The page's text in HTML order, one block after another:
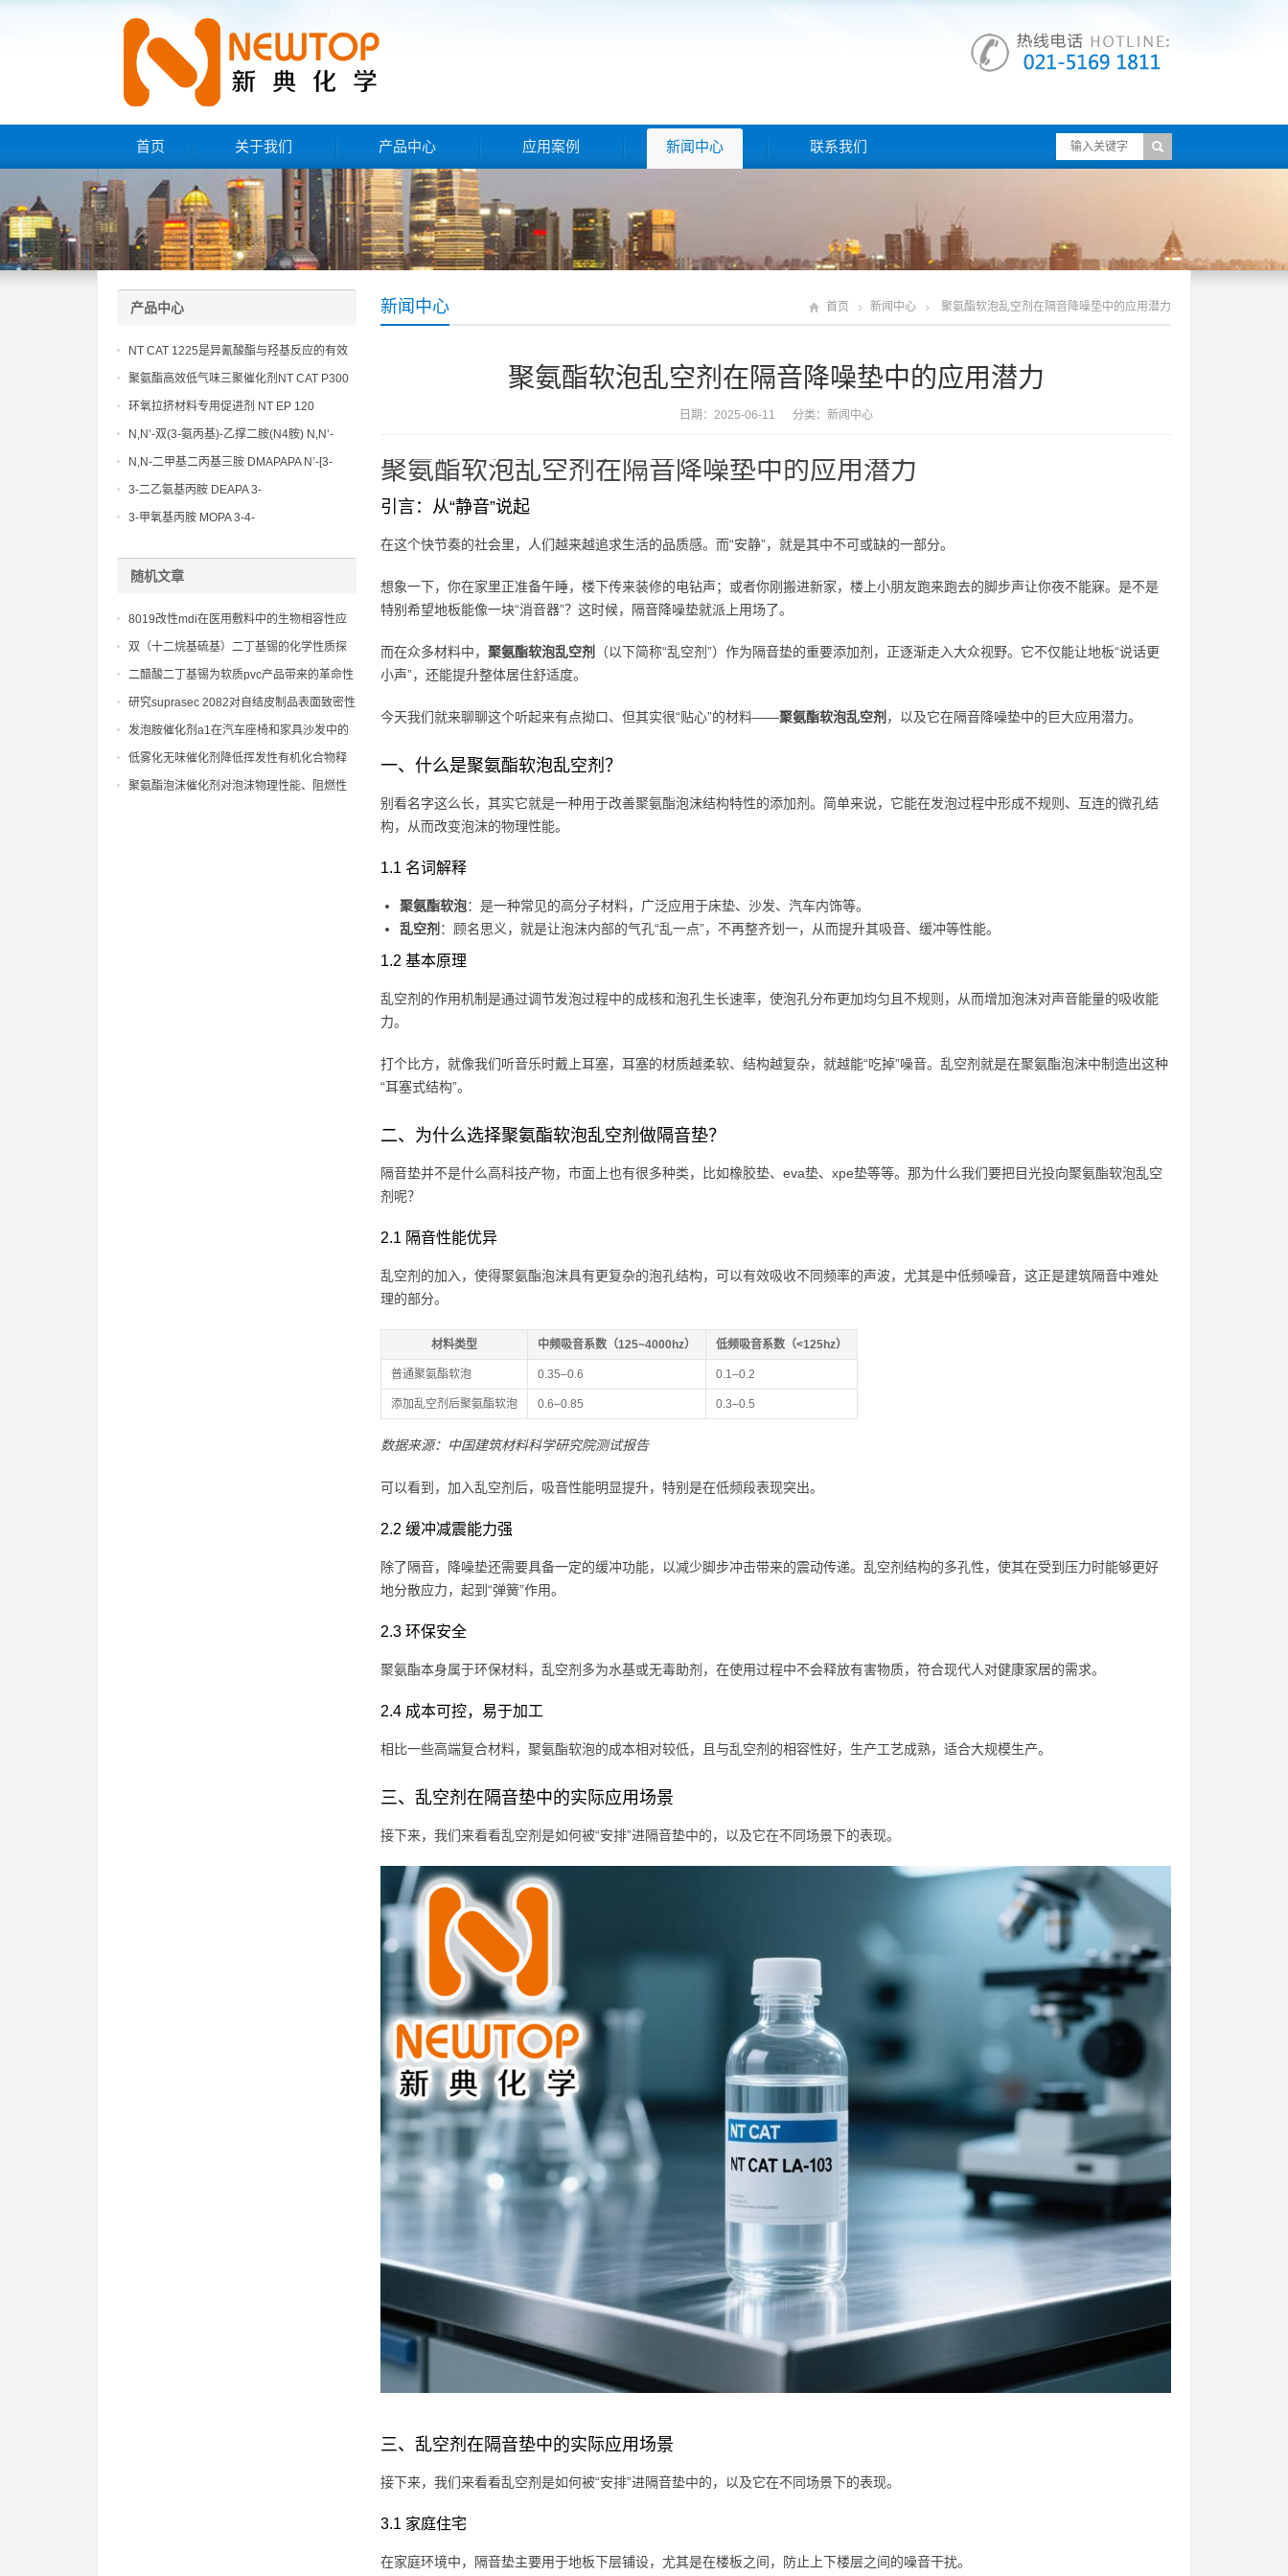
首页 关于我们 产品中心 应用案例 新闻中心 联系我们
新闻中心 首页 新闻中心 聚氨酯软泡乱空剂在隔音降噪垫中的应用潜力
聚氨酯软泡乱空剂在隔音降噪垫中的应用潜力
日期：2025-06-11 分类： 新闻中心
聚氨酯软泡乱空剂在隔音降噪垫中的应用潜力
引言：从“静音”说起
在这个快节奏的社会里，人们越来越追求生活的品质感。而“安静”，就是其中不可或缺的一部分。
想象一下，你在家里正准备午睡，楼下传来装修的电钻声；或者你刚搬进新家，楼上小朋友跑来跑去的脚步声让你夜不能寐。是不是
特别希望地板能像一块“消音器”？这时候，隔音降噪垫就派上用场了。
而在众多材料中， 聚氨酯软泡乱空剂
（以下简称“乱空剂”）作为隔音垫的重要添加剂，正逐渐走入大众视野。它不仅能让地板“说话更
小声”，还能提升整体居住舒适度。
今天我们就来聊聊这个听起来有点拗口、但其实很“贴心”的材料——聚氨酯软泡乱空剂 ，以及它在隔音降噪垫中的巨大应用潜力。
一、什么是聚氨酯软泡乱空剂？
别看名字这么长，其实它就是一种用于改善聚氨酯泡沫结构特性的添加剂。简单来说，它能在发泡过程中形成不规则、互连的微孔结
构，从而改变泡沫的物理性能。
1.1 名词解释
聚氨酯软泡：是一种常见的高分子材料，广泛应用于床垫、沙发、汽车内饰等。
乱空剂 ：顾名思义，就是让泡沫内部的气孔“乱一点”，不再整齐划一，从而提升其吸音、缓冲等性能。
1.2 基本原理
乱空剂的作用机制是通过调节发泡过程中的成核和泡孔生长速率，使泡孔分布更加均匀且不规则，从而增加泡沫对声音能量的吸收能
力。
打个比方，就像我们听音乐时戴上耳塞，耳塞的材质越柔软、结构越复杂，就越能“吃掉”噪音。乱空剂就是在聚氨酯泡沫中制造出这种
“耳塞式结构”。
二、为什么选择聚氨酯软泡乱空剂做隔音垫？
隔音垫并不是什么高科技产物，市面上也有很多种类，比如橡胶垫、eva垫、xpe垫等等。那为什么我们要把目光投向聚氨酯软泡乱空
剂呢？
2.1 隔音性能优异
乱空剂的加入，使得聚氨酯泡沫具有更复杂的泡孔结构，可以有效吸收不同频率的声波，尤其是中低频噪音，这正是建筑隔音中难处
理的部分。
材料类型 中频吸音系数（125~4000hz） 低频吸音系数（<125hz）
普通聚氨酯软泡 0.35–0.6 0.1–0.2
添加乱空剂后聚氨酯软泡 0.6–0.85 0.3–0.5
数据来源：中国建筑材料科学研究院测试报告
可以看到，加入乱空剂后，吸音性能明显提升，特别是在低频段表现突出。
2.2 缓冲减震能力强
除了隔音，降噪垫还需要具备一定的缓冲功能，以减少脚步冲击带来的震动传递。乱空剂结构的多孔性，使其在受到压力时能够更好
地分散应力，起到“弹簧”作用。
2.3 环保安全
聚氨酯本身属于环保材料，乱空剂多为水基或无毒助剂，在使用过程中不会释放有害物质，符合现代人对健康家居的需求。
2.4 成本可控，易于加工
相比一些高端复合材料，聚氨酯软泡的成本相对较低，且与乱空剂的相容性好，生产工艺成熟，适合大规模生产。
三、乱空剂在隔音垫中的实际应用场景
接下来，我们来看看乱空剂是如何被“安排”进隔音垫中的，以及它在不同场景下的表现。
三、乱空剂在隔音垫中的实际应用场景
接下来，我们来看看乱空剂是如何被“安排”进隔音垫中的，以及它在不同场景下的表现。
3.1 家庭住宅
在家庭环境中，隔音垫主要用于地板下层铺设，尤其是在楼板之间，防止上下楼层之间的噪音干扰。
产品中心
NT CAT 1225是异氰酸酯与羟基反应的有效
催化剂
聚氨酯高效低气味三聚催化剂NT CAT P300
环氧拉挤材料专用促进剂 NT EP 120
N,N’-双(3-氨丙基)-乙撑二胺(N4胺) N,N’-
Bis(3-aminopropyl)-ethylenediamine CAS
No10563-26-5
N,N-二甲基二丙基三胺 DMAPAPA N’-[3-
(dimethylamino)propyllpropane-1,3-
diamine CAS No10563-29-8
3-二乙氨基丙胺 DEAPA 3-
(Diethylamino)propylamine CAS No 104-
3-甲氧基丙胺 MOPA 3-4-
随机文章
8019改性mdi在医用敷料中的生物相容性应
用潜力
双（十二烷基硫基）二丁基锡的化学性质探
析
二醋酸二丁基锡为软质pvc产品带来的革命性
变化：柔软性与强度的平衡艺术
研究suprasec 2082对自结皮制品表面致密性
和光洁度的影响
发泡胺催化剂a1在汽车座椅和家具沙发中的
应用，提供优异的舒适性和耐久性。
低雾化无味催化剂降低挥发性有机化合物释
放
聚氨酯泡沫催化剂对泡沫物理性能、阻燃性